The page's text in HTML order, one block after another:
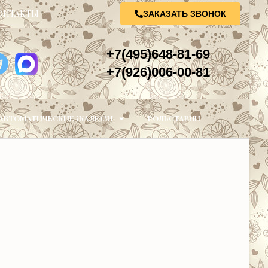
ЗАКАЗАТЬ ЗВОНОК
+7(495)648-81-69
+7(926)006-00-81
ЖАЛЮЗИ РОЛЬСТАВНИ